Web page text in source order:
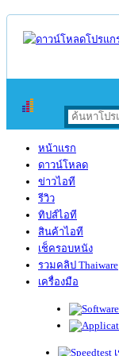
หน้าแรก
ดาวน์โหลด
ข่าวไอที
รีวิว
ทิปส์ไอที
สินค้าไอที
เช็ครอบหนัง
รวมคลิป Thaiware
เครื่องมือ